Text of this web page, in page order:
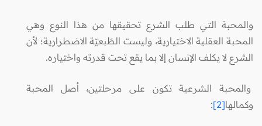
والمحبة التي طلب الشرع تحقيقها من هذا النوع وهي
المحبة العقلية الاختيارية، وليست الطَبعيّة الاضطرارية؛ لأن
الشرع لا يكلف الإنسان إلا بما يقع تحت قدرته واختياره.
والمحبة الشرعية تكون على مرحلتين، أصل المحبة
وكمالها[2]
: